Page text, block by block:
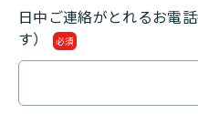
日中ご連絡がとれるお電
す）
必須